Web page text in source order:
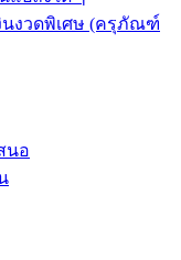
นงวดพิเศษ (ครุภัณฑ์
นอ